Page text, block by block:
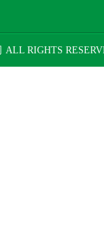
RIGHTS